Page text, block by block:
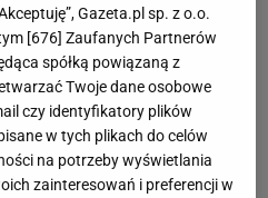
Gazeta.pl sp. z o.o.
[676] Zaufanych Partnerów
spółką powiązaną z
Twoje dane osobowe
czy identyfikatory plików
w tych plikach do celów
na potrzeby wyświetlania
zainteresowań i preferencji w